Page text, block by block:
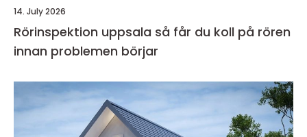
14. July 2026
Rörinspektion uppsala så får du koll på rören
innan problemen börjar